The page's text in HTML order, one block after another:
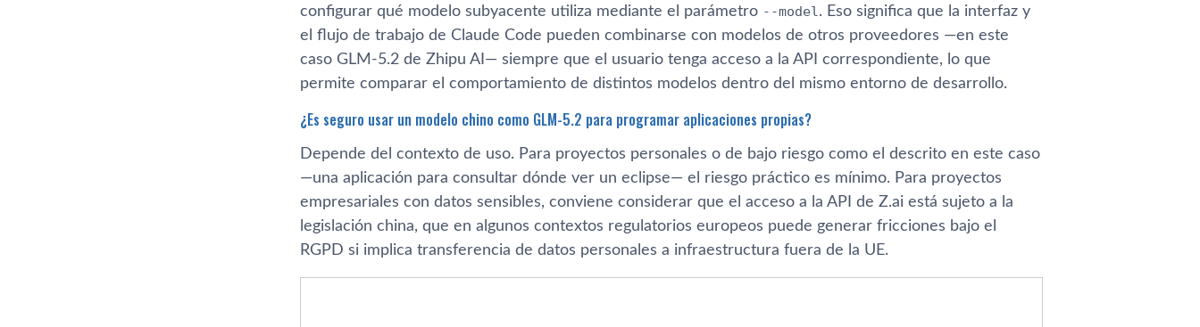
configurar qué modelo subyacente utiliza mediante el parámetro --model . Eso significa que la interfaz y
el flujo de trabajo de Claude Code pueden combinarse con modelos de otros proveedores —en este
caso GLM-5.2 de Zhipu AI— siempre que el usuario tenga acceso a la API correspondiente, lo que
permite comparar el comportamiento de distintos modelos dentro del mismo entorno de desarrollo.
¿Es seguro usar un modelo chino como GLM-5.2 para programar aplicaciones propias?
Depende del contexto de uso. Para proyectos personales o de bajo riesgo como el descrito en este caso
—una aplicación para consultar dónde ver un eclipse— el riesgo práctico es mínimo. Para proyectos
empresariales con datos sensibles, conviene considerar que el acceso a la API de Z.ai está sujeto a la
legislación china, que en algunos contextos regulatorios europeos puede generar fricciones bajo el
RGPD si implica transferencia de datos personales a infraestructura fuera de la UE.